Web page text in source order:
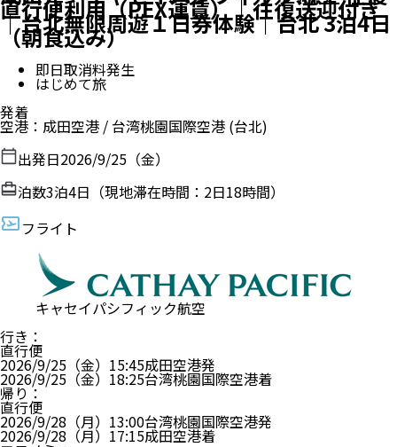
直行便利用（PEX運賃）｜往復送迎付き
｜台北無限周遊１日券体験｜台北 3泊4日
（朝食込み）
即日取消料発生
はじめて旅
発着
空港 ： 成田空港 /台湾桃園国際空港 (台北)
出発日2026/9/25（金）
泊数3泊4日（現地滞在時間： 2日18時間）
フライト
キャセイパシフィック航空
行き ：
直行便
2026/9/25（金） 15:45成田空港発
2026/9/25（金） 18:25台湾桃園国際空港着
帰り ：
直行便
2026/9/28（月） 13:00台湾桃園国際空港発
2026/9/28（月） 17:15成田空港着